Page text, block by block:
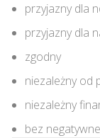
przyjazny dla
przyjazny dla
zgodny
niezależny od
niezależny
bez